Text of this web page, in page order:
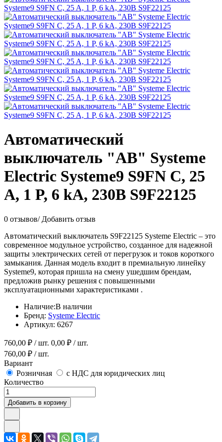
Автоматический
выключатель "АВ" Systeme
Electric Systeme9 S9FN C, 25
A, 1 P, 6 kA, 230В S9F22125
0 отзывов/ Добавить отзыв
Автоматический выключатель S9F22125 Systeme Electric – это
современное модульное устройство, созданное для надежной
защиты электрических сетей от перегрузок и токов короткого
замыкания. Данная модель входит в премиальную линейку
Systeme9, которая пришла на смену ушедшим брендам,
предложив рынку решения с повышенными
эксплуатационными характеристиками .
Наличие:В наличии
Бренд: Systeme Electric
Артикул: 6267
760,00 ₽ / шт. 0,00 ₽ / шт.
760,00 ₽ / шт.
Вариант
Розничная
с НДС для юридических лиц
Количество
Добавить в корзину